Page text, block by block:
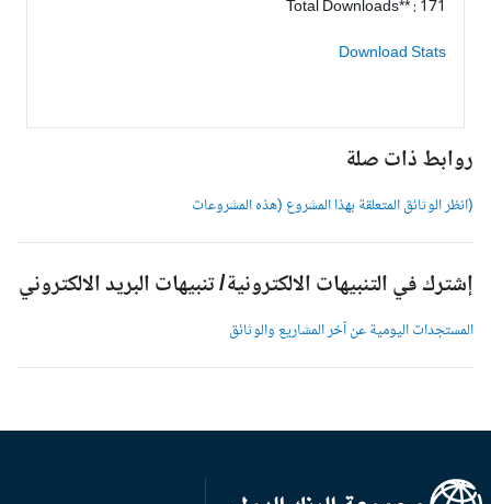
Total Downloads** : 171
Download Stats
روابط ذات صلة
(انظر الوثائق المتعلقة بهذا المشروع (هذه المشروعات
إشترك في التنبيهات الالكترونية/ تنبيهات البريد الالكتروني
المستجدات اليومية عن آخر المشاريع والوثائق